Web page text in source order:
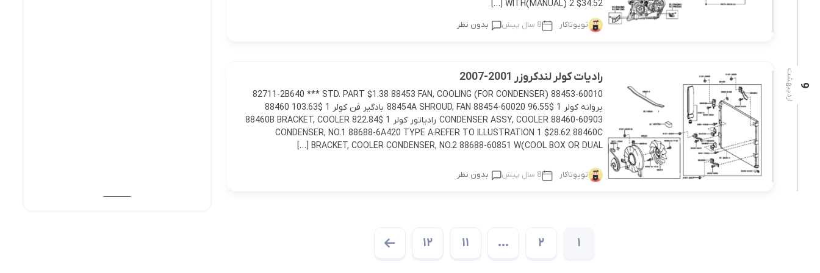
WITH(MANUAL) 2 $34.52 […]
تویوتاکار 8 سال پیش بدون نظر
9 اردیبهشت رادیات کولر لندکروزر 2001-2007
82711-2B640 *** STD. PART $1.38 88453 FAN, COOLING (FOR CONDENSER) 88453-60010
پروانه کولر 1 $96.55 88454A SHROUD, FAN 88454-60020 بادگیر فن کولر 1 $103.63 88460
CONDENSER ASSY, COOLER 88460-60903 رادیاتور کولر 1 $822.84 88460B BRACKET, COOLER
CONDENSER, NO.1 88688-6A420 TYPE A:REFER TO ILLUSTRATION 1 $28.62 88460C
BRACKET, COOLER CONDENSER, NO.2 88688-60851 W(COOL BOX OR DUAL […]
تویوتاکار 8 سال پیش بدون نظر
1
2
…
11
12